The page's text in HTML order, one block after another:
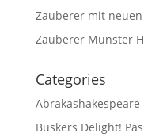
Zauberer mit neuen
Zauberer Münster
Categories
Abrakashakespeare
Buskers Delight!